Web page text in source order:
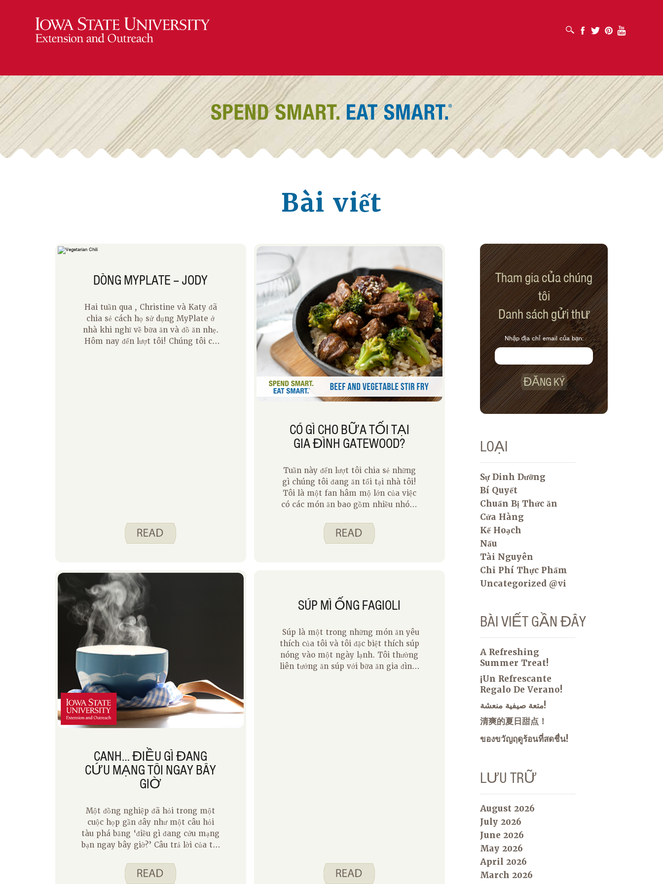
MỞ HỘP TÌM KIẾM Facebook
Twitter PinterestYoutube
Bài viết
DÒNG MYPLATE – JODY
Hai tuần qua , Christine và Katy đã
chia sẻ cách họ sử dụng MyPlate ở
nhà khi nghĩ về bữa ăn và đồ ăn nhẹ.
Hôm nay đến lượt tôi! Chúng tôi có
là Súp Pasta Fagioli, Súp gà Mexico
và Ớt chay. Mặc dù các con tôi đôi
khi trợn mắt nhìn tôi khi tôi nói
rau quả!), Tôi có thể nói rằng chúng
đang lắng nghe. Ví dụ, vào những
ngày con gái tôi đóng gói bữa trưa
đến trường, cô ấy đảm bảo bao gồm
các mặt hàng từ bốn hoặc năm nhóm
thực phẩm. Tôi chỉ đảm bảo có sẵn
một số tùy chọn để cô ấy lựa chọn.
Một cách thú vị để dạy trẻ em về
MyPlate là sử dụng Spend Smart.
CÓ GÌ CHO BỮA TỐI TẠI
GIA ĐÌNH GATEWOOD?
Tuần này đến lượt tôi chia sẻ những
gì chúng tôi đang ăn tối tại nhà tôi!
Tôi là một fan hâm mộ lớn của việc
có các món ăn bao gồm nhiều nhóm
không phải nghĩ đến hoặc làm nhiều
món ăn phụ. Một số công thức nấu ăn
có rau, protein và ngũ cốc, một bên
trái cây và có thể là một ly sữa là
phục vụ.
CANH… ĐIỀU GÌ ĐANG
CỨU MẠNG TÔI NGAY BÂY
GIỜ
Một đồng nghiệp đã hỏi trong một
cuộc họp gần đây như một câu hỏi
tàu phá băng ‘điều gì đang cứu mạng
bạn ngay bây giờ?’ Câu trả lời của tôi
nó, súp lẽ ra phải là câu trả lời của
tôi. Tôi đang ở trong một lối mòn
SÚP MÌ ỐNG FAGIOLI
Súp là một trong những món ăn yêu
thích của tôi và tôi đặc biệt thích súp
nóng vào một ngày lạnh. Tôi thường
liên tưởng ăn súp với bữa ăn gia đình.
Tham gia của chúng
tôi
Danh sách gửi thư
Nhập địa chỉ email của bạn:
ĐĂNG KÝ
LOẠI
Sự Dinh Dưỡng
Bí Quyết
Chuẩn Bị Thức ăn
Cửa Hàng
Kế Hoạch
Nấu
Tài Nguyên
Chi Phí Thực Phẩm
Uncategorized @vi
BÀI VIẾT GẦN ĐÂY
A Refreshing
Summer Treat!
¡Un Refrescante
Regalo De Verano!
متعة صيفية منعشة!
清爽的夏日甜点！
ของขวัญฤดูร้อนที่สดชื่น!
LƯU TRỮ
August 2026
July 2026
June 2026
May 2026
April 2026
March 2026